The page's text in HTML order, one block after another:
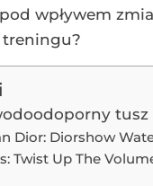
wpływem
tusz
Dior: Diorshow
Twist Up The